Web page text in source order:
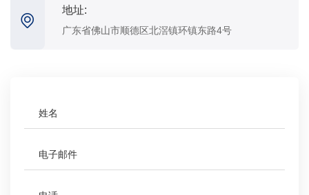
地址:
广东省佛山市顺德区北滘镇环镇东路4号